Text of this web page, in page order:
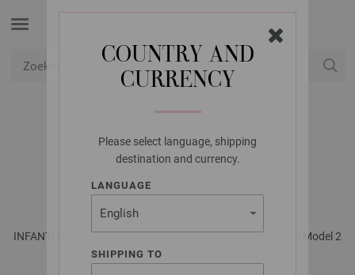
COUNTRY AND
CURRENCY
Please select language, shipping
destination and currency.
LANGUAGE
SHIPPING TO
LANA GROSSA
DEKEN ECOPUNO
INFANTI No. 19 - Tijdschrift (DE) + Breibeschrijvingen (NL) | Model 2